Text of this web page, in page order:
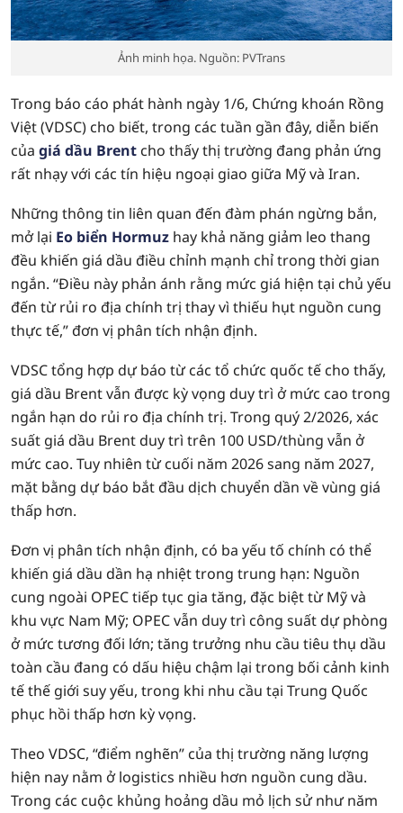
Ảnh minh họa. Nguồn: PVTrans
Trong báo cáo phát hành ngày 1/6, Chứng khoán Rồng
Việt (VDSC) cho biết, trong các tuần gần đây, diễn biến
của giá dầu Brent cho thấy thị trường đang phản ứng
rất nhạy với các tín hiệu ngoại giao giữa Mỹ và Iran.
Những thông tin liên quan đến đàm phán ngừng bắn,
mở lại Eo biển Hormuz hay khả năng giảm leo thang
đều khiến giá dầu điều chỉnh mạnh chỉ trong thời gian
ngắn. “Điều này phản ánh rằng mức giá hiện tại chủ yếu
đến từ rủi ro địa chính trị thay vì thiếu hụt nguồn cung
thực tế,” đơn vị phân tích nhận định.
VDSC tổng hợp dự báo từ các tổ chức quốc tế cho thấy,
giá dầu Brent vẫn được kỳ vọng duy trì ở mức cao trong
ngắn hạn do rủi ro địa chính trị. Trong quý 2/2026, xác
suất giá dầu Brent duy trì trên 100 USD/thùng vẫn ở
mức cao. Tuy nhiên từ cuối năm 2026 sang năm 2027,
mặt bằng dự báo bắt đầu dịch chuyển dần về vùng giá
thấp hơn.
Đơn vị phân tích nhận định, có ba yếu tố chính có thể
khiến giá dầu dần hạ nhiệt trong trung hạn: Nguồn
cung ngoài OPEC tiếp tục gia tăng, đặc biệt từ Mỹ và
khu vực Nam Mỹ; OPEC vẫn duy trì công suất dự phòng
ở mức tương đối lớn; tăng trưởng nhu cầu tiêu thụ dầu
toàn cầu đang có dấu hiệu chậm lại trong bối cảnh kinh
tế thế giới suy yếu, trong khi nhu cầu tại Trung Quốc
phục hồi thấp hơn kỳ vọng.
Theo VDSC, “điểm nghẽn” của thị trường năng lượng
hiện nay nằm ở logistics nhiều hơn nguồn cung dầu.
Trong các cuộc khủng hoảng dầu mỏ lịch sử như năm